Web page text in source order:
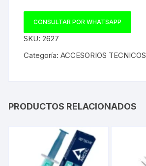
CONSULTAR POR WHATSAPP
SKU:2627
Categoría:ACCESORIOS TECNICOS
PRODUCTOS RELACIONADOS